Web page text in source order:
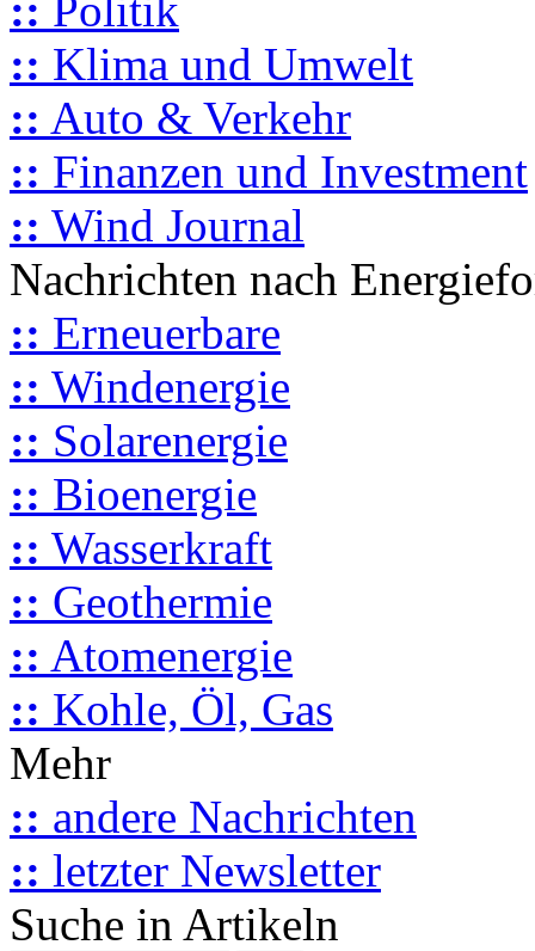
:: Klima und Umwelt
:: Auto & Verkehr
:: Finanzen und Investment
:: Wind Journal
Nachrichten nach
:: Erneuerbare
:: Windenergie
:: Solarenergie
:: Bioenergie
:: Wasserkraft
:: Geothermie
:: Atomenergie
:: Kohle, Öl, Gas
Mehr
:: andere Nachrichten
:: letzter Newsletter
Suche in Artikeln